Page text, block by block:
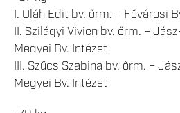
I. Oláh Edit bv. őrm. – Fővárosi
II. Szilágyi Vivien bv. őrm. –
Megyei Bv. Intézet
III. Szűcs Szabina bv. őrm. –
Megyei Bv. Intézet